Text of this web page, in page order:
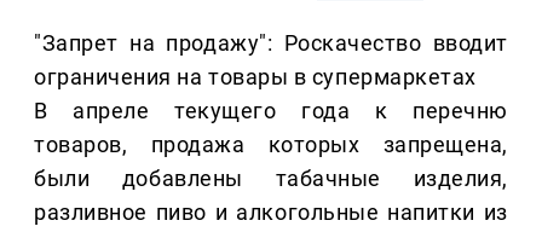
"Запрет на продажу": Роскачество вводит
ограничения на товары в супермаркетах
В апреле текущего года к перечню
товаров, продажа которых запрещена,
были добавлены табачные изделия,
разливное пиво и алкогольные напитки из